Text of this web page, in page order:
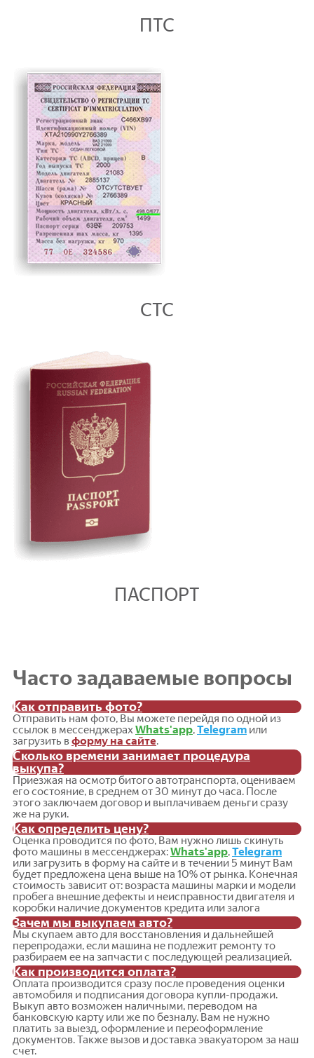
ПТС
СТС
ПАСПОРТ
Часто задаваемые вопросы
Как отправить фото?
Отправить нам фото, Вы можете перейдя по одной из
ссылок в мессенджерахWhats'app,Telegram или
загрузить вформу на сайте.
Сколько времени занимает процедура
выкупа?
Приезжая на осмотр битого автотранспорта, оцениваем
его состояние, в среднем от 30 минут до часа. После
этого заключаем договор и выплачиваем деньги сразу
же на руки.
Как определить цену?
Оценка проводится по фото, Вам нужно лишь скинуть
фото машины в мессенджерах:Whats'app,Telegram
или загрузить в форму на сайте и в течении 5 минут Вам
будет предложена цена выше на 10% от рынка. Конечная
стоимость зависит от: возраста машины марки и модели
пробега внешние дефекты и неисправности двигателя и
коробки наличие документов кредита или залога
Зачем мы выкупаем авто?
Мы скупаем авто для восстановления и дальнейшей
перепродажи, если машина не подлежит ремонту то
разбираем ее на запчасти с последующей реализацией.
Как производится оплата?
Оплата производится сразу после проведения оценки
автомобиля и подписания договора купли-продажи.
Выкуп авто возможен наличными, переводом на
банковскую карту или же по безналу. Вам не нужно
платить за выезд, оформление и переоформление
документов. Также вызов и доставка эвакуатором за наш
счет.